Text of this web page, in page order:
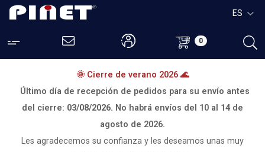
0
ES
🌞 Cierre de verano 2026 🌊
Último día de recepción de pedidos para su envío antes
del cierre: 03/08/2026. No habrá envíos del 10 al 14 de
agosto de 2026.
Les agradecemos su confianza y les deseamos unas muy